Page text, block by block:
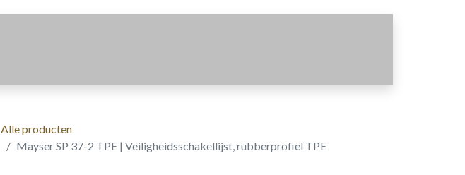
Alle producten
Mayser SP 37-2 TPE | Veiligheidsschakellijst, rubberprofiel TPE